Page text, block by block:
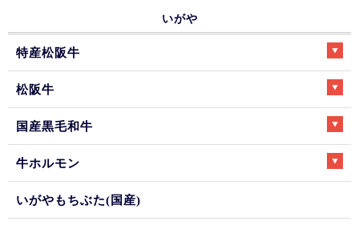
いがや
特産松阪牛
松阪牛
国産黒毛和牛
牛ホルモン
いがやもちぶた(国産)